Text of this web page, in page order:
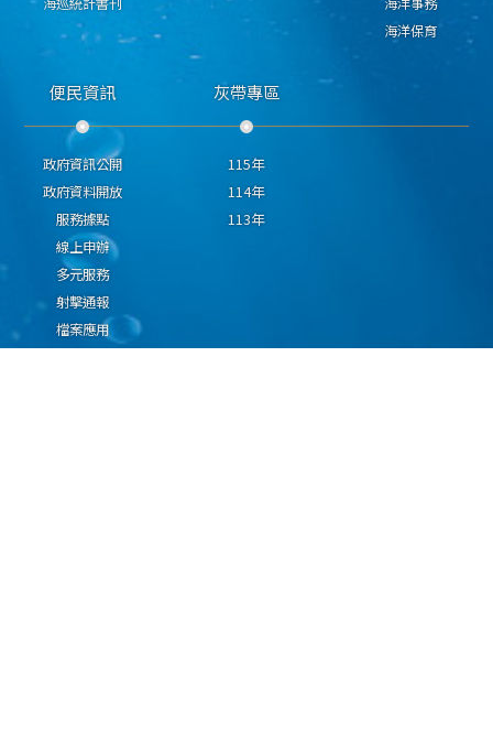
海洋保育
便民資訊
政府資訊公開
政府資料開放
服務據點
線上申辦
多元服務
射擊通報
檔案應用
灰帶專區
115年
114年
113年